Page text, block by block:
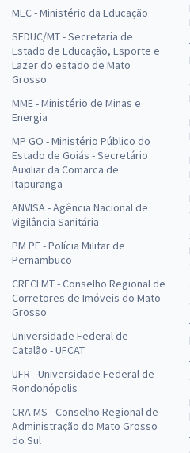
MEC - Ministério da Educação
SEDUC/MT - Secretaria de
Estado de Educação, Esporte e
Lazer do estado de Mato
Grosso
MME - Ministério de Minas e
Energia
MP GO - Ministério Público do
Estado de Goiás - Secretário
Auxiliar da Comarca de
Itapuranga
ANVISA - Agência Nacional de
Vigilância Sanitária
PM PE - Polícia Militar de
Pernambuco
CRECI MT - Conselho Regional de
Corretores de Imóveis do Mato
Grosso
Universidade Federal de
Catalão - UFCAT
UFR - Universidade Federal de
Rondonópolis
CRA MS - Conselho Regional de
Administração do Mato Grosso
do Sul